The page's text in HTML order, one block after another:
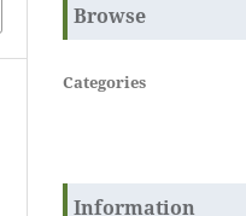
Browse
Categories
Information